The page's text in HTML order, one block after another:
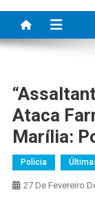
Ataca
Marília:
Polícia
27 De Fevereiro